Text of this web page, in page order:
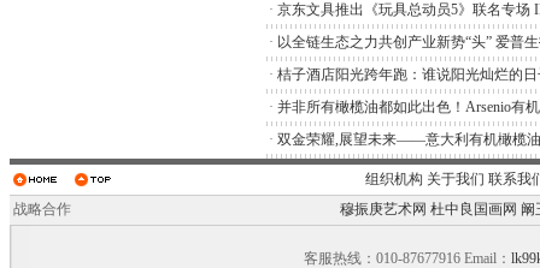
· 京东文具推出《玩具总动员5》联名专场
· 以全链生态之力共创产业新势“头” 爱普
· 桔子酒店阳光跨年跑：谁说阳光灿烂的
· 并非所有橄榄油都如此出色！Arsenio有
· 双金荣耀,展望未来——意大利有机橄榄
组织机构 关于我们 联系我
战略合作
穆振庚艺术网 杜中良国画网 阚
客服热线：010-87677916 Email：